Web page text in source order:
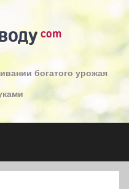
com
богатого урожая